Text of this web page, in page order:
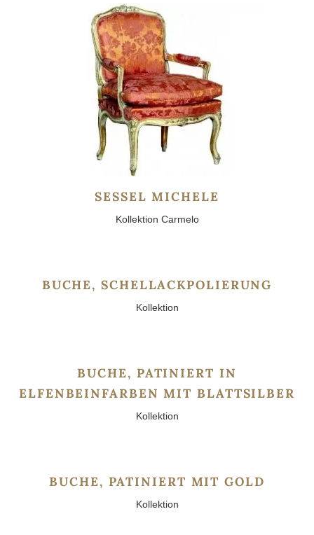
SESSEL MICHELE
Kollektion Carmelo
BUCHE, SCHELLACKPOLIERUNG
Kollektion
BUCHE, PATINIERT IN
ELFENBEINFARBEN MIT BLATTSILBER
Kollektion
BUCHE, PATINIERT MIT GOLD
Kollektion